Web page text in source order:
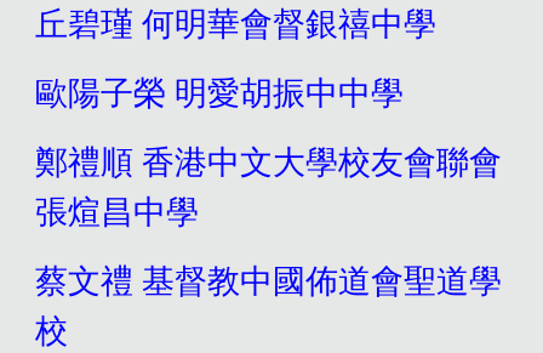
丘碧瑾何明華會督銀禧中學
歐陽子榮 明愛胡振中中學
鄭禮順香港中文大學校友會聯會
張煊昌中學
蔡文禮 基督教中國佈道會聖道學
校